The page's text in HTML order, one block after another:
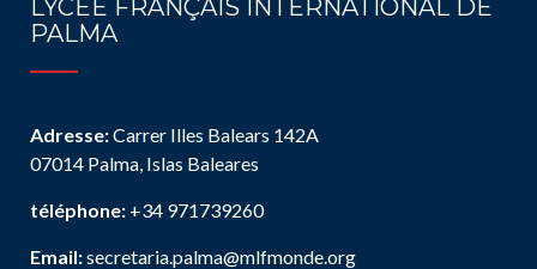
LYCÉE FRANÇAIS INTERNATIONAL DE
PALMA
Adresse:Carrer Illes Balears 142A
07014 Palma, Islas Baleares
téléphone: +34 971739260
Email:secretaria.palma@mlfmonde.org